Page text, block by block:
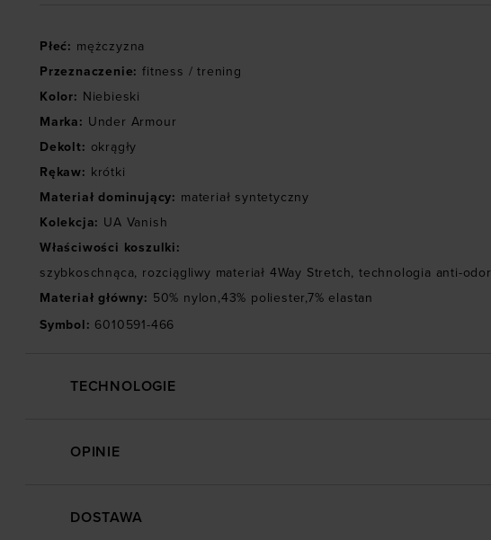
Płeć: mężczyzna
Przeznaczenie: fitness / trening
Kolor: Niebieski
Marka: Under Armour
Dekolt: okrągły
Rękaw: krótki
Materiał dominujący: materiał syntetyczny
Kolekcja: UA Vanish
Właściwości koszulki:
szybkoschnąca, rozciągliwy materiał 4Way Stretch, technologia anti-odor
Materiał główny: 50% nylon,43% poliester,7% elastan
Symbol: 6010591-466
TECHNOLOGIE
OPINIE
DOSTAWA